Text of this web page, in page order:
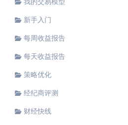
我的交易模型
新手入门
每周收益报告
每天收益报告
策略优化
经纪商评测
财经快线